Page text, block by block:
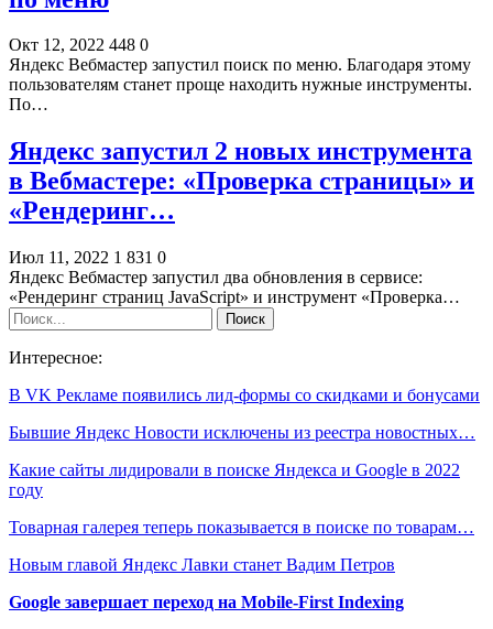
Окт 12, 2022 448 0
Яндекс Вебмастер запустил поиск по меню. Благодаря этому
пользователям станет проще находить нужные инструменты.
По…
Яндекс запустил 2 новых инструмента
в Вебмастере: «Проверка страницы» и
«Рендеринг…
Июл 11, 2022 1 831 0
Яндекс Вебмастер запустил два обновления в сервисе:
«Рендеринг страниц JavaScript» и инструмент «Проверка…
Интересное:
В VK Рекламе появились лид-формы со скидками и бонусами
Бывшие Яндекс Новости исключены из реестра новостных…
Какие сайты лидировали в поиске Яндекса и Google в 2022
году
Товарная галерея теперь показывается в поиске по товарам…
Новым главой Яндекс Лавки станет Вадим Петров
Google завершает переход на Mobile-First Indexing